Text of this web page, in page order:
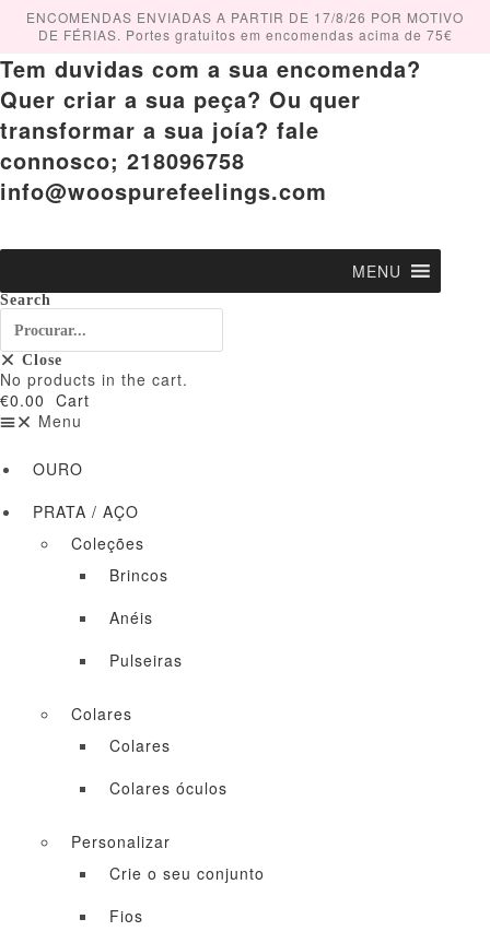
SkipENCOMENDAS ENVIADAS A PARTIR DE 17/8/26 POR MOTIVO
DE FÉRIAS. Portes gratuitos em encomendas acima de 75€
Tem duvidas com a sua encomenda?
Quer criar a sua peça? Ou quer
transformar a sua joía? fale
connosco; 218096758
info@woospurefeelings.com
MENU
Search
Close
No products in the cart.
€0.00 Cart
Menu
OURO
PRATA / AÇO
Coleções
Brincos
Anéis
Pulseiras
Colares
Colares
Colares óculos
Personalizar
Crie o seu conjunto
Fios